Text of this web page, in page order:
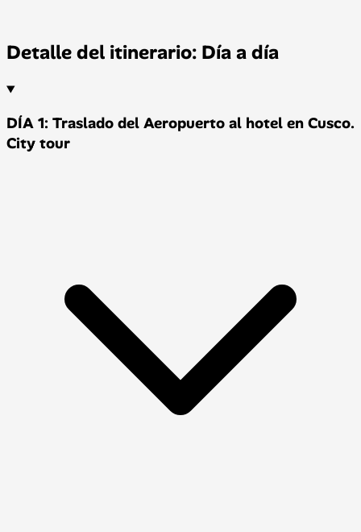
Detalle del itinerario: Día a día
DÍA 1: Traslado del Aeropuerto al hotel en Cusco.
City tour